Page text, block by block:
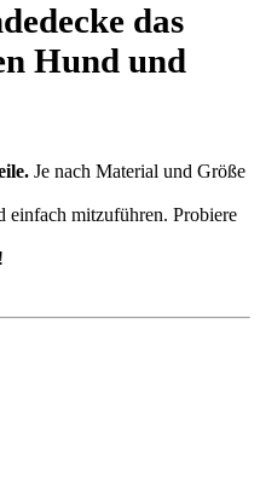
das
Hund und
Je nach Material und Größe
einfach mitzuführen. Probiere